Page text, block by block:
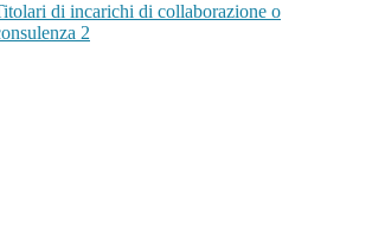
di incarichi di collaborazione o
2